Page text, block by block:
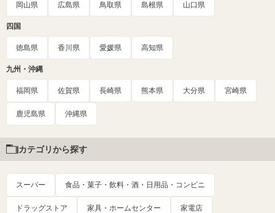
岡山県 広島県 鳥取県 島根県 山口県
四国
徳島県 香川県 愛媛県 高知県
九州・沖縄
福岡県 佐賀県 長崎県 熊本県 大分県 宮崎県
鹿児島県 沖縄県
カテゴリから探す
スーパー 食品・菓子・飲料・酒・日用品・コンビニ
ドラッグストア 家具・ホームセンター 家電店